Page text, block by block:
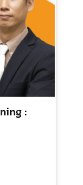
: Where